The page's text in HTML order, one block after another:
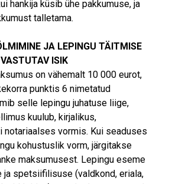
hankija küsib ühe pakkumuse, ja
talletama.
JA LEPINGU TÄITMISE
ISIK
on vähemalt 10 000 eurot,
punktis 6 nimetatud
selle lepingu juhatuse liige,
kuulub, kirjalikus,
vormis. Kui seaduses
kohustuslik vorm, järgitakse
maksumusest. Lepingu eseme
ja spetsiifilisuse (valdkond, eriala,